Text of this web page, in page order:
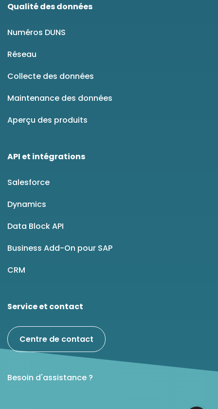
Qualité des données
Numéros DUNS
Réseau
Collecte des données
Maintenance des données
Aperçu des produits
API et intégrations
Salesforce
Dynamics
Data Block API
Business Add-On pour SAP
CRM
Service et contact
Centre de contact
Besoin d'assistance ?